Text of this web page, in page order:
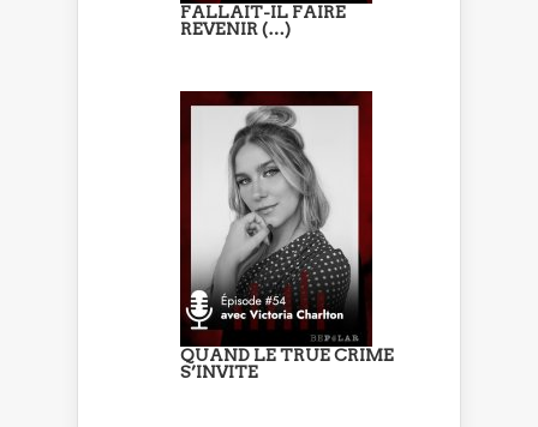
FALLAIT-IL FAIRE
REVENIR (…)
QUAND LE TRUE CRIME
S’INVITE